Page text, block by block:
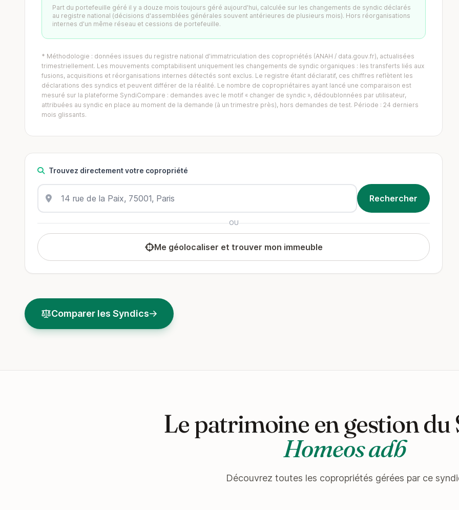
Part du portefeuille géré il y a douze mois toujours géré aujourd'hui, calculée sur les changements de syndic déclarés
au registre national (décisions d'assemblées générales souvent antérieures de plusieurs mois). Hors réorganisations
internes d'un même réseau et cessions de portefeuille.
* Méthodologie : données issues du registre national d'immatriculation des copropriétés (ANAH / data.gouv.fr), actualisées
trimestriellement. Les mouvements comptabilisent uniquement les changements de syndic organiques : les transferts liés aux
fusions, acquisitions et réorganisations internes détectés sont exclus. Le registre étant déclaratif, ces chiffres reflètent les
déclarations des syndics et peuvent différer de la réalité. Le nombre de copropriétaires ayant lancé une comparaison est
mesuré sur la plateforme SyndiCompare : demandes avec le motif « changer de syndic », dédoublonnées par utilisateur,
attribuées au syndic en place au moment de la demande (à un trimestre près), hors demandes de test. Période : 24 derniers
mois glissants.
Trouvez directement votre copropriété
OU
Me géolocaliser et trouver mon immeuble
Comparer les Syndics
Le patrimoine en gestion du
Homeos adb
Découvrez toutes les copropriétés gérées par ce